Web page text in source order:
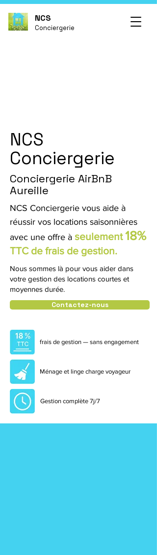
NCS
Conciergerie
NCS
Conciergerie
Conciergerie AirBnB
Aureille
NCS Conciergerie vous aide à
réussir vos locations saisonnières
avec une offre à seulement18%
TTC de frais de gestion.
Nous sommes là pour vous aider dans
votre gestion des locations courtes et
moyennes durée.
Contactez-nous
frais de gestion — sans engagement
Ménage et linge charge voyageur
Gestion complète 7j/7